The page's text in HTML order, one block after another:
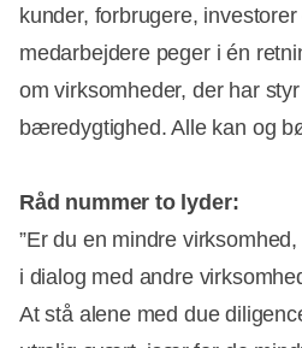
kunder, forbrugere,
medarbejdere peger i én
om virksomheder, der har
bæredygtighed. Alle kan og
Råd nummer to lyder:
”Er du en mindre
i dialog med andre
At stå alene med due